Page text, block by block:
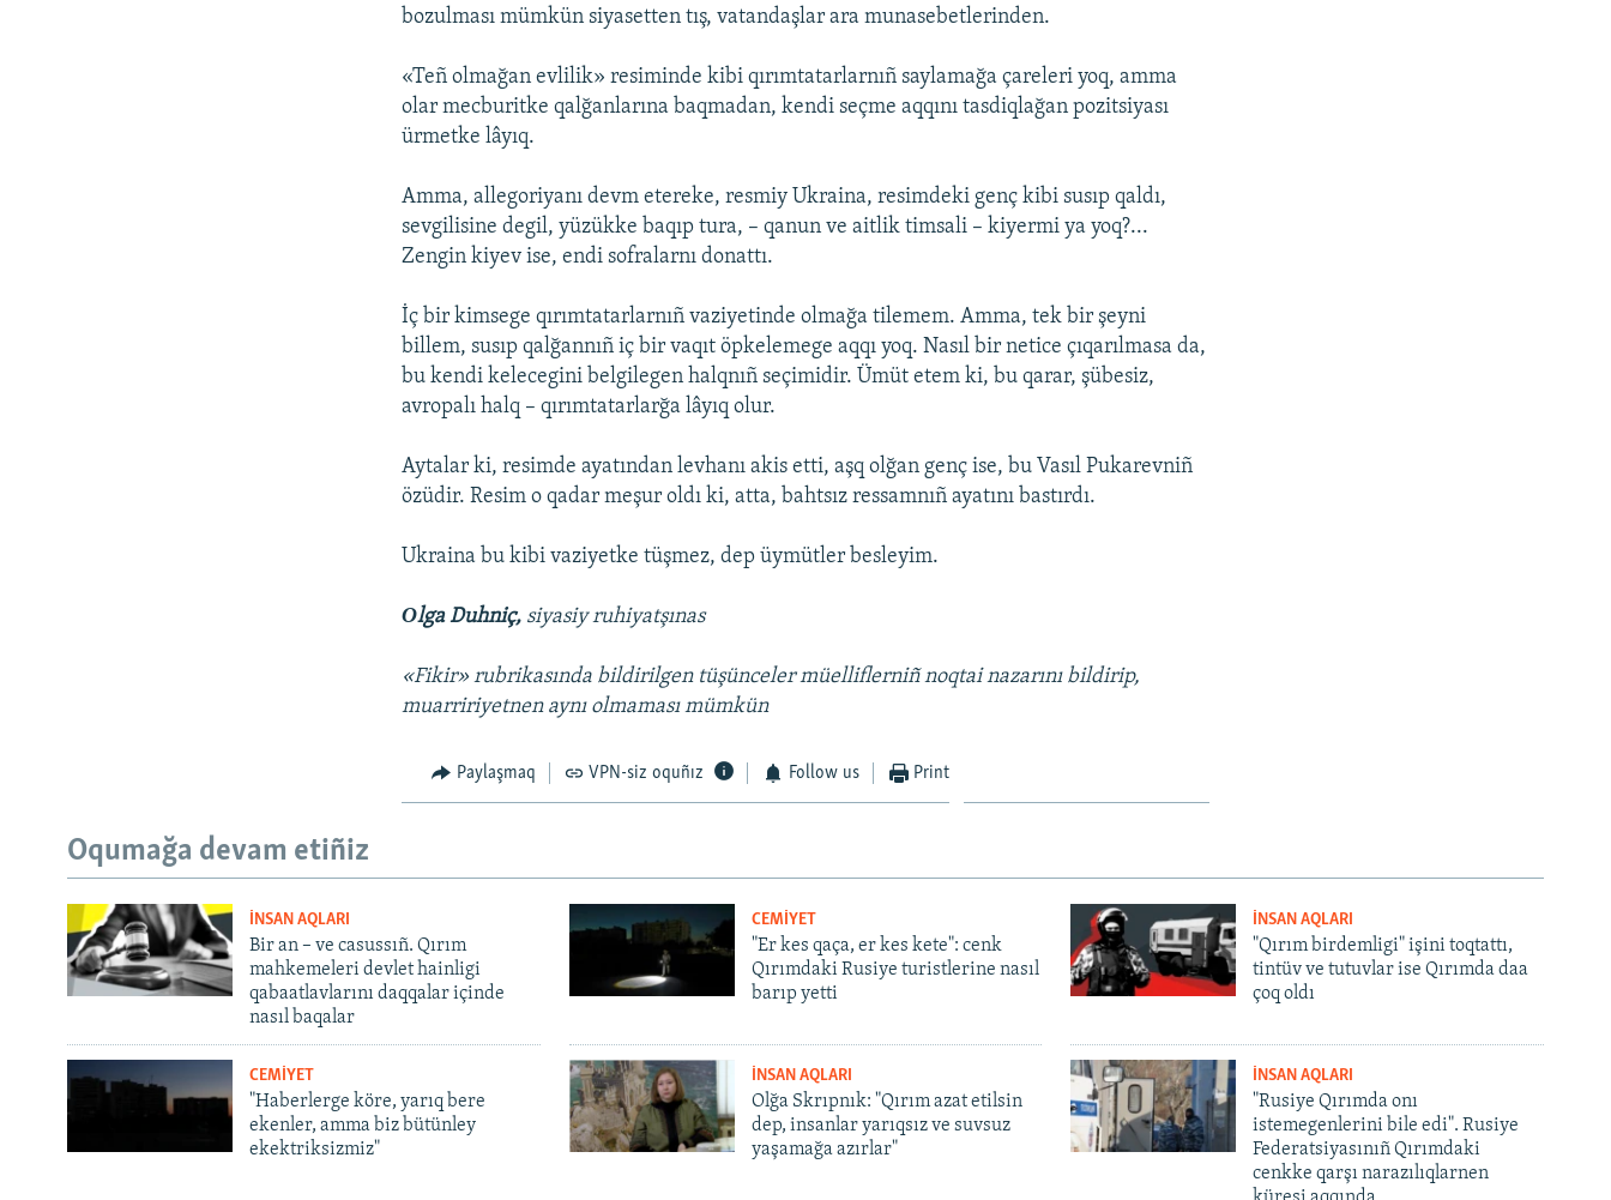
bozulması mümkün siyasetten tış, vatandaşlar ara munasebetlerinden.
«Teñ olmağan evlilik» resiminde kibi qırımtatarlarnıñ saylamağa çareleri yoq, amma
olar mecburitke qalğanlarına baqmadan, kendi seçme aqqını tasdiqlağan pozitsiyası
ürmetke lâyıq.
Amma, allegoriyanı devm etereke, resmiy Ukraina, resimdeki genç kibi susıp qaldı,
sevgilisine degil, yüzükke baqıp tura, – qanun ve aitlik timsali – kiyermi ya yoq?...
Zengin kiyev ise, endi sofralarnı donattı.
İç bir kimsege qırımtatarlarnıñ vaziyetinde olmağa tilemem. Amma, tek bir şeyni
billem, susıp qalğannıñ iç bir vaqıt öpkelemege aqqı yoq. Nasıl bir netice çıqarılmasa da,
bu kendi kelecegini belgilegen halqnıñ seçimidir. Ümüt etem ki, bu qarar, şübesiz,
avropalı halq – qırımtatarlarğa lâyıq olur.
Aytalar ki, resimde ayatından levhanı akis etti, aşq olğan genç ise, bu Vasıl Pukarevniñ
özüdir. Resim o qadar meşur oldı ki, atta, bahtsız ressamnıñ ayatını bastırdı.
Ukraina bu kibi vaziyetke tüşmez, dep üymütler besleyim.
Оlga Duhniç, siyasiy ruhiyatşınas
«Fikir» rubrikasında bildirilgen tüşünceler müelliflerniñ noqtai nazarını bildirip,
muarririyetnen aynı olmaması mümkün
Paylaşmaq VPN-siz oquñız Follow us Print
Oqumağa devam etiñiz
İNSAN AQLARI
Bir an – ve casussıñ. Qırım
mahkemeleri devlet hainligi
qabaatlavlarını daqqalar içinde
nasıl baqalar
CEMİYET
"Er kes qaça, er kes kete": cenk
Qırımdaki Rusiye turistlerine nasıl
barıp yetti
İNSAN AQLARI
"Qırım birdemligi" işini toqtattı,
tintüv ve tutuvlar ise Qırımda daa
çoq oldı
CEMİYET
"Haberlerge köre, yarıq bere
ekenler, amma biz bütünley
ekektriksizmiz"
İNSAN AQLARI
Olğa Skrıpnık: "Qırım azat etilsin
dep, insanlar yarıqsız ve suvsuz
yaşamağa azırlar"
İNSAN AQLARI
"Rusiye Qırımda onı
istemegenlerini bile edi". Rusiye
Federatsiyasınıñ Qırımdaki
cenkke qarşı narazılıqlarnen